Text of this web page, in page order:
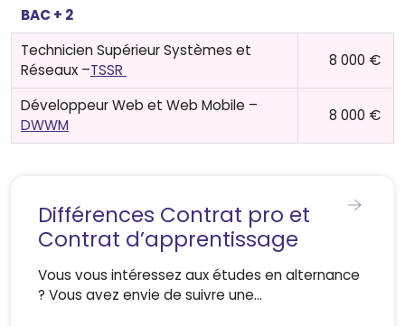
BAC + 2
Technicien Supérieur Systèmes et
Réseaux –TSSR
8 000 €
Développeur Web et Web Mobile –
DWWM
8 000 €
Différences Contrat pro et
Contrat d’apprentissage
Vous vous intéressez aux études en alternance
? Vous avez envie de suivre une…